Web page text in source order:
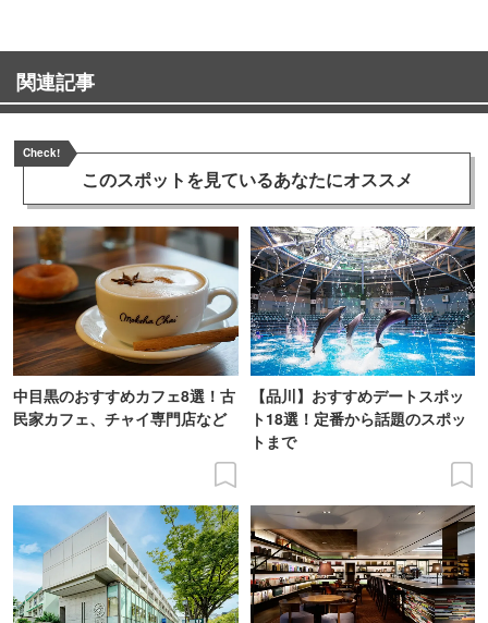
関連記事
Check!
このスポットを見ているあなたにオススメ
中目黒のおすすめカフェ8選！古
民家カフェ、チャイ専門店など
【品川】おすすめデートスポッ
ト18選！定番から話題のスポッ
トまで